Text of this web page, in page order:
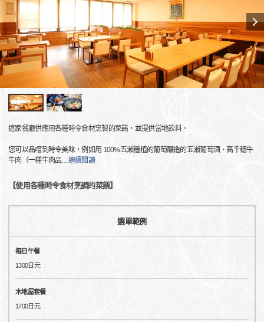
這家餐廳供應用各種時令食材烹製的菜餚，並提供當地飲料。
您可以品嚐到時令美味，例如用 100%五瀨種植的葡萄釀造的五瀨葡萄酒、高千穗牛
牛肉（一種牛肉品…繼續閱讀
【使用各種時令食材烹調的菜餚】
選單範例
每日午餐
1300日元
木地屋套餐
1700日元